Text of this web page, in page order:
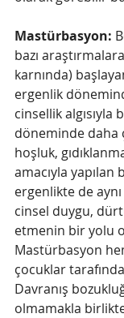
Mastürbasyon:
bazı
karnında)
ergenlik
cinsellik algısıyla
döneminde daha
hoşluk,
amacıyla yapılan
ergenlikte de
cinsel duygu,
etmenin bir yolu
Mastürbasyon
çocuklar
Davranış
olmamakla